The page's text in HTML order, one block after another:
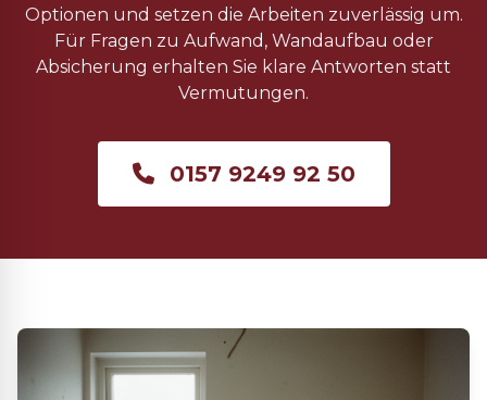
Optionen und setzen die Arbeiten zuverlässig um.
Für Fragen zu Aufwand, Wandaufbau oder
Absicherung erhalten Sie klare Antworten statt
Vermutungen.
0157 9249 92 50